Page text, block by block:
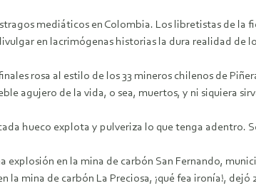
mediáticos en Colombia. Los libretistas de
en lacrimógenas historias la dura realidad de
rosa al estilo de los 33 mineros chilenos de
agujero de la vida, o sea, muertos, y ni siquiera
hueco explota y pulveriza lo que tenga adentro.
explosión en la mina de carbón San Fernando,
la mina de carbón La Preciosa, ¡qué fea ironía!, dejó